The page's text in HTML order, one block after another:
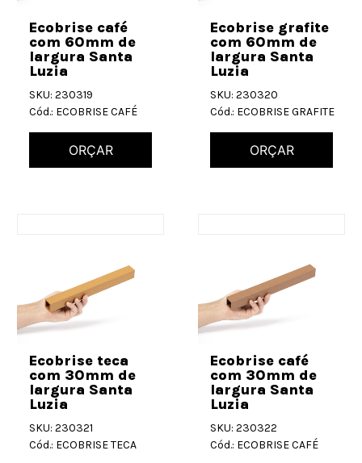
Ecobrise café
com 60mm de
largura Santa
Luzia
SKU: 230319
Cód.: ECOBRISE CAFÉ
ORÇAR
Ecobrise grafite
com 60mm de
largura Santa
Luzia
SKU: 230320
Cód.: ECOBRISE GRAFITE
ORÇAR
Ecobrise teca
com 30mm de
largura Santa
Luzia
SKU: 230321
Cód.: ECOBRISE TECA
Ecobrise café
com 30mm de
largura Santa
Luzia
SKU: 230322
Cód.: ECOBRISE CAFÉ